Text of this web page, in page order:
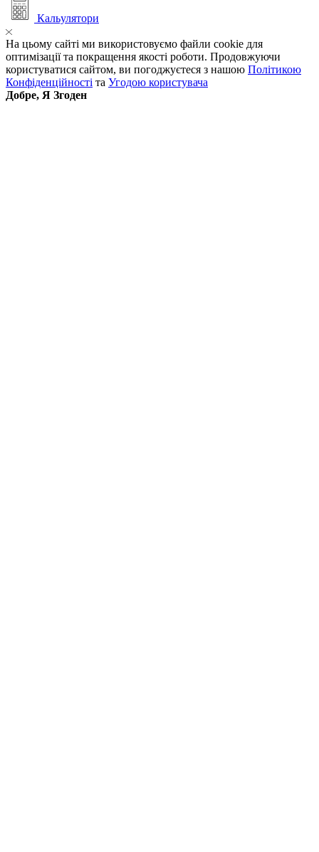
Кальулятори
На цьому сайті ми використовуємо файли cookie для
оптимізації та покращення якості роботи. Продовжуючи
користуватися сайтом, ви погоджуєтеся з нашою Політикою
Конфіденційності та Угодою користувача
Добре, Я Згоден